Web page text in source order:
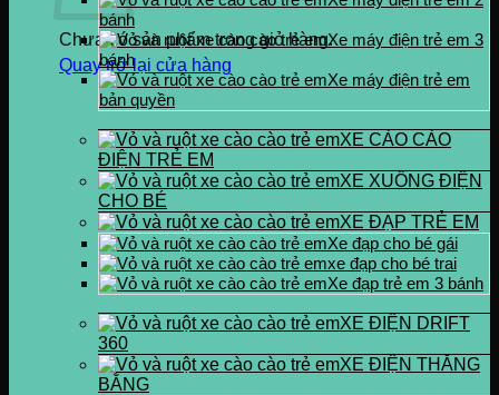
Chưa có sản phẩm trong giỏ hàng.
Quay trở lại cửa hàng
bánh
Xe máy điện trẻ em 3
bánh
Xe máy điện trẻ em
bản quyền
XE CÀO CÀO
ĐIỆN TRẺ EM
XE XUỒNG ĐIỆN
CHO BÉ
XE ĐẠP TRẺ EM
Xe đạp cho bé gái
xe đạp cho bé trai
Xe đạp trẻ em 3 bánh
XE ĐIỆN DRIFT
360
XE ĐIỆN THĂNG
BẰNG